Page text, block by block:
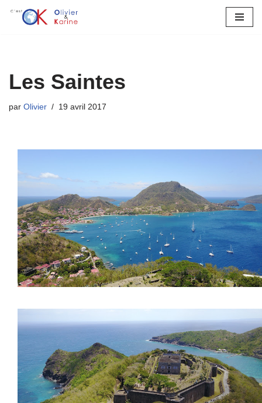
Les Saintes
par Olivier 19 avril 2017